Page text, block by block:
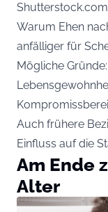
Shutterstock.com
Warum Ehen
anfälliger für
Mögliche
Auch frühere
Einfluss auf die
Am Ende
Alter